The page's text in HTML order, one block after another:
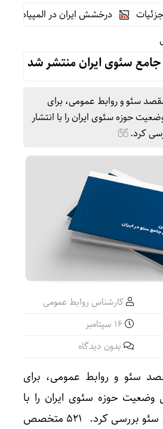
درخشش ایران در المپیاد جهانی
سئوی ایران منتشر شد
سئو و روابط عمومی، برای
حوزه سئوی ایران را با انتشار
کرد.
کارشناس روابط عمومی
بدون دیدگاه
سئو و روابط عمومی، برای
وضعیت حوزه سئوی ایران را با
انتشار گزارش جامع سئو بررسی کرد. ۵۲۱ متخصص